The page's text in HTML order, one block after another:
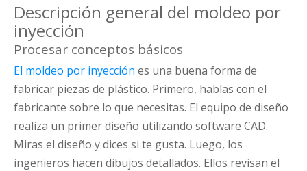
Descripción general del moldeo por
inyección
Procesar conceptos básicos
El moldeo por inyección es una buena forma de
fabricar piezas de plástico. Primero, hablas con el
fabricante sobre lo que necesitas. El equipo de diseño
realiza un primer diseño utilizando software CAD.
Miras el diseño y dices si te gusta. Luego, los
ingenieros hacen dibujos detallados. Ellos revisan el